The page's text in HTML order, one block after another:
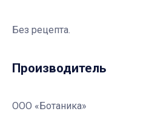
Без рецепта.
Производитель
ООО «Ботаника»